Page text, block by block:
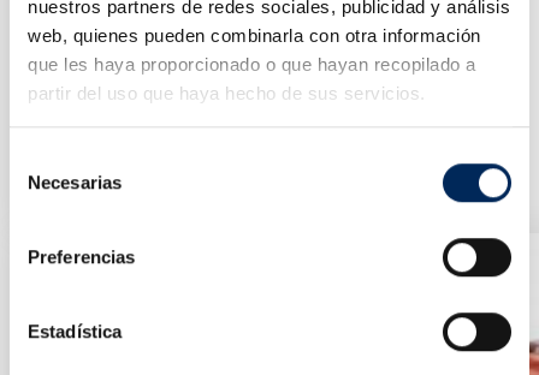
nuestros partners de redes sociales, publicidad y análisis
web, quienes pueden combinarla con otra información
que les haya proporcionado o que hayan recopilado a
partir del uso que haya hecho de sus servicios.
Necesarias
Preferencias
Estadística
10/TRM4901